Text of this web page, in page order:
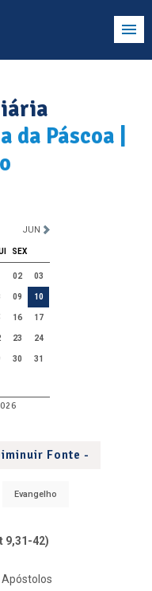
da Páscoa |
JUN
SEX
02 03
09 10
16 17
23 24
30 31
Fonte -
Evangelho
9,31-42)
Apóstolos